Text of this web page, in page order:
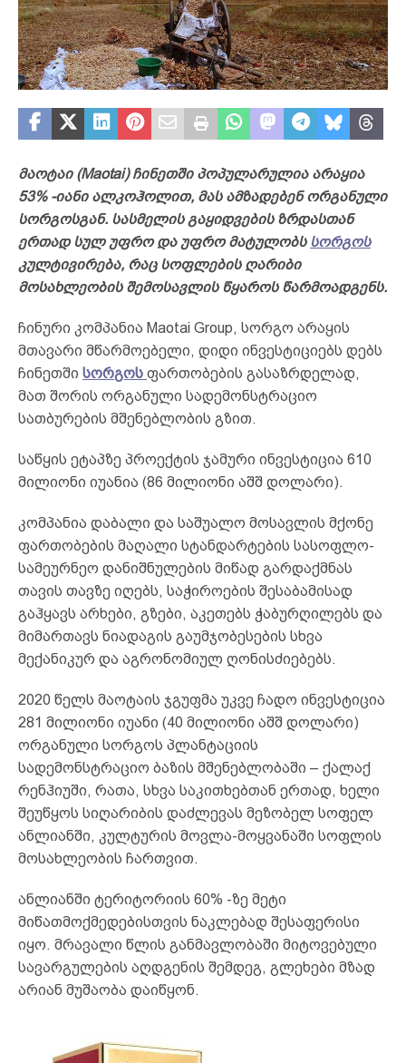
მაოტაი (Maotai) ჩინეთში პოპულარულია არაყია
53% -იანი ალკოჰოლით, მას ამზადებენ ორგანული
სორგოსგან. სასმელის გაყიდვების ზრდასთან
ერთად სულ უფრო და უფრო მატულობს სორგოს
კულტივირება, რაც სოფლების ღარიბი
მოსახლეობის შემოსავლის წყაროს წარმოადგენს.
ჩინური კომპანია Maotai Group, სორგო არაყის
მთავარი მწარმოებელი, დიდი ინვესტიციებს დებს
ჩინეთში სორგოს ფართობების გასაზრდელად,
მათ შორის ორგანული სადემონსტრაციო
სათბურების მშენებლობის გზით.
საწყის ეტაპზე პროექტის ჯამური ინვესტიცია 610
მილიონი იუანია (86 მილიონი აშშ დოლარი).
კომპანია დაბალი და საშუალო მოსავლის მქონე
ფართობების მაღალი სტანდარტების სასოფლო-
სამეურნეო დანიშნულების მიწად გარდაქმნას
თავის თავზე იღებს, საჭიროების შესაბამისად
გაჰყავს არხები, გზები, აკეთებს ჭაბურღილებს და
მიმართავს ნიადაგის გაუმჯობესების სხვა
მექანიკურ და აგრონომიულ ღონისძიებებს.
2020 წელს მაოტაის ჯგუფმა უკვე ჩადო ინვესტიცია
281 მილიონი იუანი (40 მილიონი აშშ დოლარი)
ორგანული სორგოს პლანტაციის
სადემონსტრაციო ბაზის მშენებლობაში – ქალაქ
რენჰიუში, რათა, სხვა საკითხებთან ერთად, ხელი
შეუწყოს სიღარიბის დაძლევას მეზობელ სოფელ
ანლიანში, კულტურის მოვლა-მოყვანაში სოფლის
მოსახლეობის ჩართვით.
ანლიანში ტერიტორიის 60% -ზე მეტი
მიწათმოქმედებისთვის ნაკლებად შესაფერისი
იყო. მრავალი წლის განმავლობაში მიტოვებული
სავარგულების აღდგენის შემდეგ, გლეხები მზად
არიან მუშაობა დაიწყონ.